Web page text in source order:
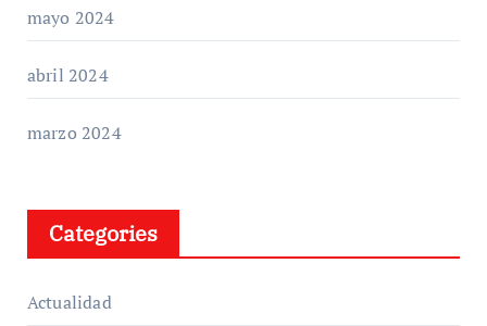
mayo 2024
abril 2024
marzo 2024
Categories
Actualidad